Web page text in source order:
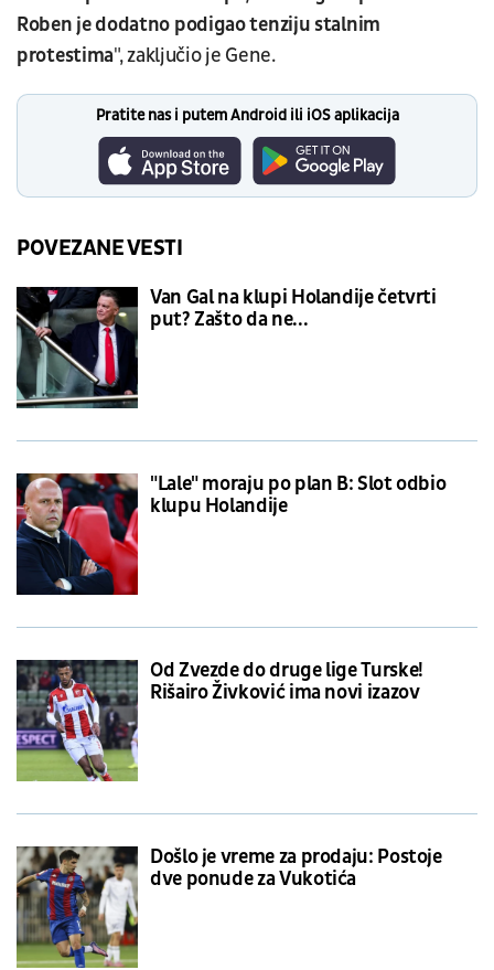
Roben je dodatno podigao tenziju stalnim
protestima", zaključio je Gene.
Pratite nas i putem Android ili iOS aplikacija
POVEZANE VESTI
Van Gal na klupi Holandije četvrti
put? Zašto da ne...
"Lale" moraju po plan B: Slot odbio
klupu Holandije
Od Zvezde do druge lige Turske!
Rišairo Živković ima novi izazov
Došlo je vreme za prodaju: Postoje
dve ponude za Vukotića